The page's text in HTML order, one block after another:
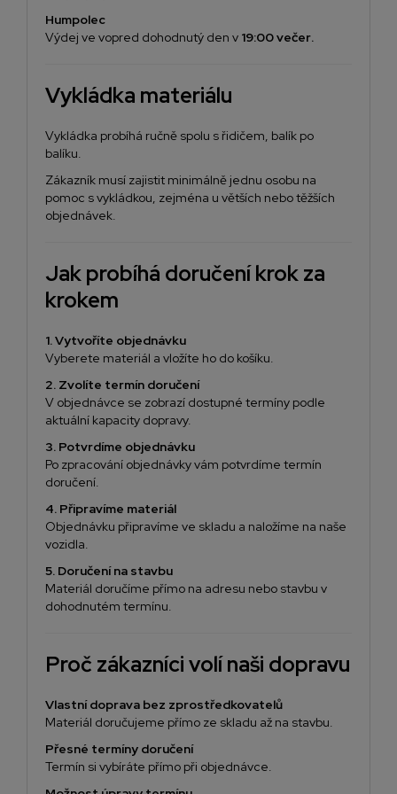
Humpolec
Výdej ve vopred dohodnutý den v 19:00 večer.
Vykládka materiálu
Vykládka probíhá ručně spolu s řidičem, balík po
balíku.
Zákazník musí zajistit minimálně jednu osobu na
pomoc s vykládkou, zejména u větších nebo těžších
objednávek.
Jak probíhá doručení krok za
krokem
1. Vytvoříte objednávku
Vyberete materiál a vložíte ho do košíku.
2. Zvolíte termín doručení
V objednávce se zobrazí dostupné termíny podle
aktuální kapacity dopravy.
3. Potvrdíme objednávku
Po zpracování objednávky vám potvrdíme termín
doručení.
4. Připravíme materiál
Objednávku připravíme ve skladu a naložíme na naše
vozidla.
5. Doručení na stavbu
Materiál doručíme přímo na adresu nebo stavbu v
dohodnutém termínu.
Proč zákazníci volí naši dopravu
Vlastní doprava bez zprostředkovatelů
Materiál doručujeme přímo ze skladu až na stavbu.
Přesné termíny doručení
Termín si vybíráte přímo při objednávce.